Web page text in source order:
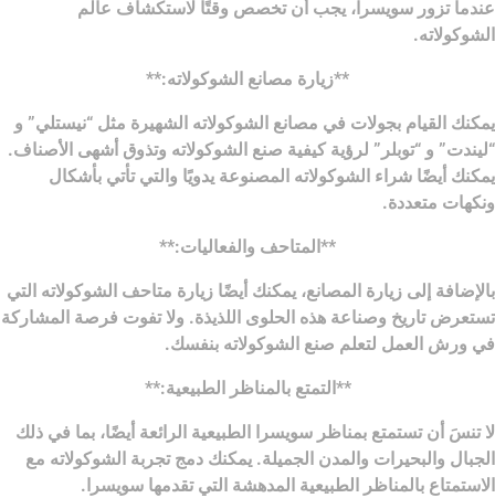
عندما تزور سويسرا، يجب أن تخصص وقتًا لاستكشاف عالم
الشوكولاته.
**زيارة مصانع الشوكولاته:**
يمكنك القيام بجولات في مصانع الشوكولاته الشهيرة مثل “نيستلي” و
“ليندت” و “توبلر” لرؤية كيفية صنع الشوكولاته وتذوق أشهى الأصناف.
يمكنك أيضًا شراء الشوكولاته المصنوعة يدويًا والتي تأتي بأشكال
ونكهات متعددة.
**المتاحف والفعاليات:**
بالإضافة إلى زيارة المصانع، يمكنك أيضًا زيارة متاحف الشوكولاته التي
تستعرض تاريخ وصناعة هذه الحلوى اللذيذة. ولا تفوت فرصة المشاركة
في ورش العمل لتعلم صنع الشوكولاته بنفسك.
**التمتع بالمناظر الطبيعية:**
لا تنسَ أن تستمتع بمناظر سويسرا الطبيعية الرائعة أيضًا، بما في ذلك
الجبال والبحيرات والمدن الجميلة. يمكنك دمج تجربة الشوكولاته مع
الاستمتاع بالمناظر الطبيعية المدهشة التي تقدمها سويسرا.